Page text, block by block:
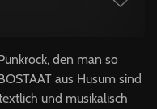
den man so
aus Husum sind
und musikalisch